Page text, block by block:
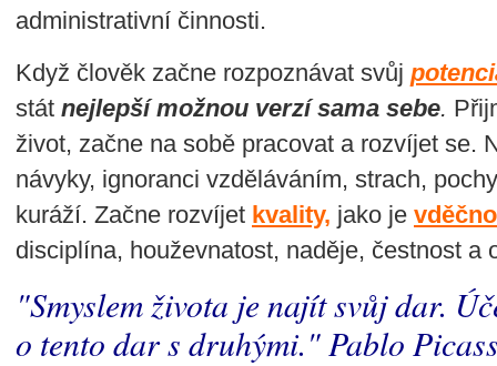
administrativní činnosti.
Když člověk začne rozpoznávat svůj
stát nejlepší možnou verzí sama sebe.
život, začne na sobě pracovat a rozvíjet se.
návyky, ignoranci vzděláváním, strach,
kuráží. Začne rozvíjet kvality, jako je
disciplína, houževnatost, naděje, čestnost a
"Smyslem života je najít svůj dar.
o tento dar s druhými." Pablo